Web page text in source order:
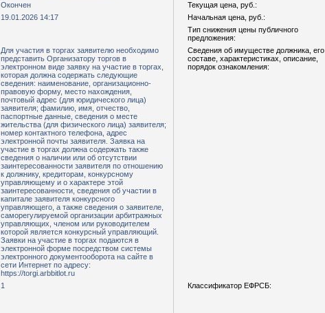
Окончен Текущая цена, руб.:
19.01.2026 14:17 Начальная цена, руб.:
Тип снижения цены публичного
предложения:
Для участия в торгах заявителю необходимо
представить Организатору торгов в
электронном виде заявку на участие в торгах,
которая должна содержать следующие
сведения: наименование, организационно-
правовую форму, место нахождения,
почтовый адрес (для юридического лица)
заявителя; фамилию, имя, отчество,
паспортные данные, сведения о месте
жительства (для физического лица) заявителя;
номер контактного телефона, адрес
электронной почты заявителя. Заявка на
участие в торгах должна содержать также
сведения о наличии или об отсутствии
заинтересованности заявителя по отношению
к должнику, кредиторам, конкурсному
управляющему и о характере этой
заинтересованности, сведения об участии в
капитале заявителя конкурсного
управляющего, а также сведения о заявителе,
саморегулируемой организации арбитражных
управляющих, членом или руководителем
которой является конкурсный управляющий.
Заявки на участие в торгах подаются в
электронной форме посредством системы
электронного документооборота на сайте в
сети Интернет по адресу:
https://torgi.arbbitlot.ru
Сведения об имуществе должника, его
составе, характеристиках, описание,
порядок ознакомления:
1 Классификатор ЕФРСБ: